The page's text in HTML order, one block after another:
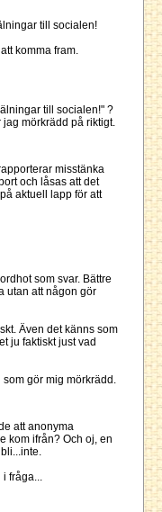
till socialen!
komma fram.
till socialen!" ?
mörkrädd på riktigt.
misstänka
och låsas att det
aktuell lapp för att
som svar. Bättre
utan att någon gör
Även det känns som
ju faktiskt just vad
gör mig mörkrädd.
att anonyma
kom ifrån? Och oj, en
i fråga...